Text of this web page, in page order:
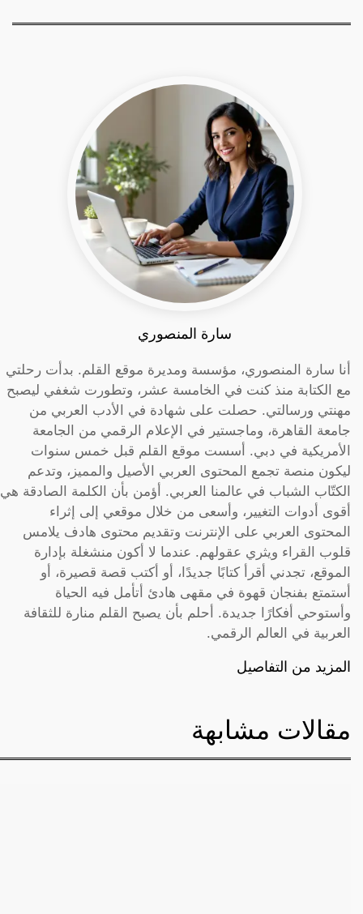
سارة المنصوري
أنا سارة المنصوري، مؤسسة ومديرة موقع القلم. بدأت رحلتي
مع الكتابة منذ كنت في الخامسة عشر، وتطورت شغفي ليصبح
مهنتي ورسالتي. حصلت على شهادة في الأدب العربي من
جامعة القاهرة، وماجستير في الإعلام الرقمي من الجامعة
الأمريكية في دبي. أسست موقع القلم قبل خمس سنوات
ليكون منصة تجمع المحتوى العربي الأصيل والمميز، وتدعم
الكتّاب الشباب في عالمنا العربي. أؤمن بأن الكلمة الصادقة هي
أقوى أدوات التغيير، وأسعى من خلال موقعي إلى إثراء
المحتوى العربي على الإنترنت وتقديم محتوى هادف يلامس
قلوب القراء ويثري عقولهم. عندما لا أكون منشغلة بإدارة
الموقع، تجدني أقرأ كتابًا جديدًا، أو أكتب قصة قصيرة، أو
أستمتع بفنجان قهوة في مقهى هادئ أتأمل فيه الحياة
وأستوحي أفكارًا جديدة. أحلم بأن يصبح القلم منارة للثقافة
العربية في العالم الرقمي.
المزيد من التفاصيل
مقالات مشابهة